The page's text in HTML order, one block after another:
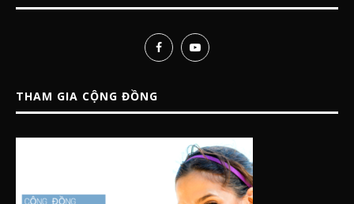
THAM GIA CỘNG ĐỒNG